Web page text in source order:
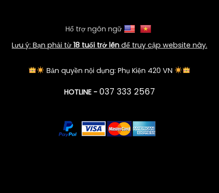
Hổ trợ ngôn ngữ
Lưu ý: Bạn phải từ 18 tuổi trở lên để truy cập website này.
Bản quyền nội dụng: Phụ Kiện 420 VN
HOTLINE - 037 333 2567